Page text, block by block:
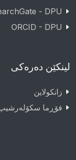
- DPU
ORCID - DPU
لینکێن دەرەکی
زانکولاین
فۆڕما